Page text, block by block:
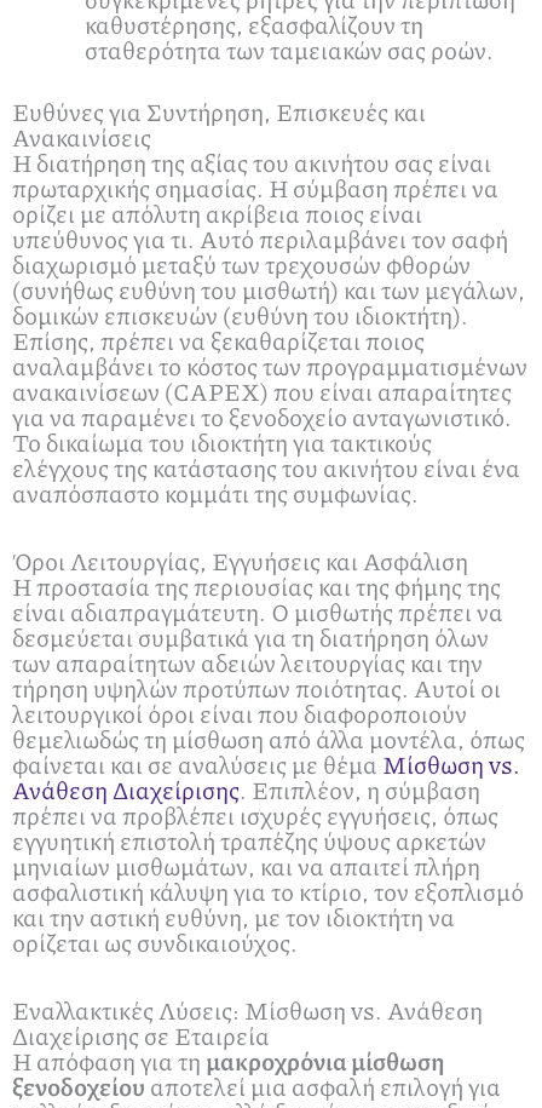
καθυστέρησης, εξασφαλίζουν τη
σταθερότητα των ταμειακών σας ροών.
Ευθύνες για Συντήρηση, Επισκευές και
Ανακαινίσεις
Η διατήρηση της αξίας του ακινήτου σας είναι
πρωταρχικής σημασίας. Η σύμβαση πρέπει να
ορίζει με απόλυτη ακρίβεια ποιος είναι
υπεύθυνος για τι. Αυτό περιλαμβάνει τον σαφή
διαχωρισμό μεταξύ των τρεχουσών φθορών
(συνήθως ευθύνη του μισθωτή) και των μεγάλων,
δομικών επισκευών (ευθύνη του ιδιοκτήτη).
Επίσης, πρέπει να ξεκαθαρίζεται ποιος
αναλαμβάνει το κόστος των προγραμματισμένων
ανακαινίσεων (CAPEX) που είναι απαραίτητες
για να παραμένει το ξενοδοχείο ανταγωνιστικό.
Το δικαίωμα του ιδιοκτήτη για τακτικούς
ελέγχους της κατάστασης του ακινήτου είναι ένα
αναπόσπαστο κομμάτι της συμφωνίας.
Όροι Λειτουργίας, Εγγυήσεις και Ασφάλιση
Η προστασία της περιουσίας και της φήμης της
είναι αδιαπραγμάτευτη. Ο μισθωτής πρέπει να
δεσμεύεται συμβατικά για τη διατήρηση όλων
των απαραίτητων αδειών λειτουργίας και την
τήρηση υψηλών προτύπων ποιότητας. Αυτοί οι
λειτουργικοί όροι είναι που διαφοροποιούν
θεμελιωδώς τη μίσθωση από άλλα μοντέλα, όπως
φαίνεται και σε αναλύσεις με θέμα Μίσθωση vs.
Ανάθεση Διαχείρισης. Επιπλέον, η σύμβαση
πρέπει να προβλέπει ισχυρές εγγυήσεις, όπως
εγγυητική επιστολή τραπέζης ύψους αρκετών
μηνιαίων μισθωμάτων, και να απαιτεί πλήρη
ασφαλιστική κάλυψη για το κτίριο, τον εξοπλισμό
και την αστική ευθύνη, με τον ιδιοκτήτη να
ορίζεται ως συνδικαιούχος.
Εναλλακτικές Λύσεις: Μίσθωση vs. Ανάθεση
Διαχείρισης σε Εταιρεία
Η απόφαση για τη μακροχρόνια μίσθωση
ξενοδοχείουαποτελεί μια ασφαλή επιλογή για